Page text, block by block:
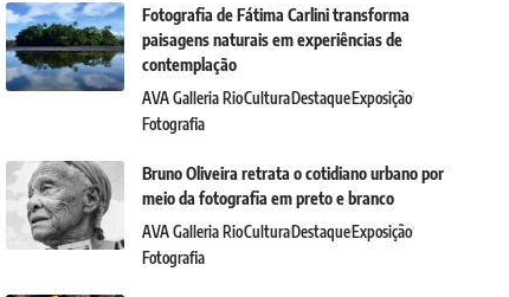
Fotografia de Fátima Carlini transforma
paisagens naturais em experiências de
contemplação
AVA Galleria RioCulturaDestaqueExposição
Fotografia
Bruno Oliveira retrata o cotidiano urbano por
meio da fotografia em preto e branco
AVA Galleria RioCulturaDestaqueExposição
Fotografia